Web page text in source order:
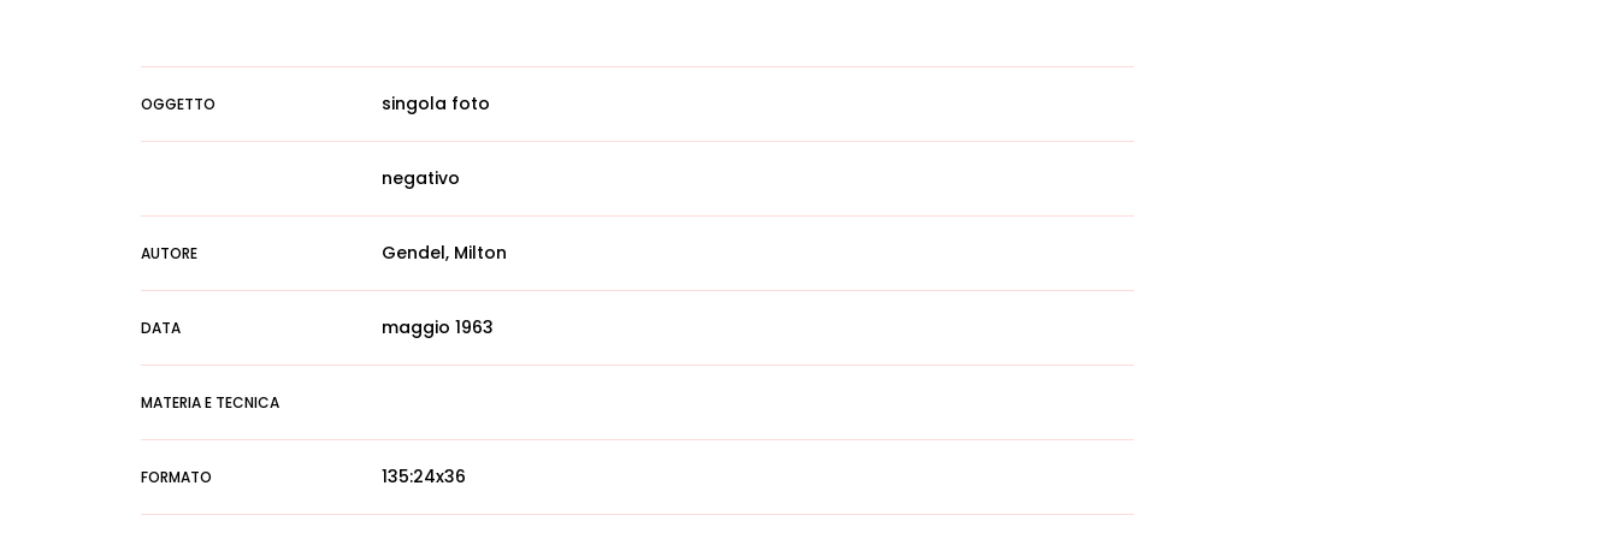
OGGETTO singola foto
negativo
AUTORE Gendel, Milton
DATA maggio 1963
MATERIA E TECNICA
FORMATO 135:24x36